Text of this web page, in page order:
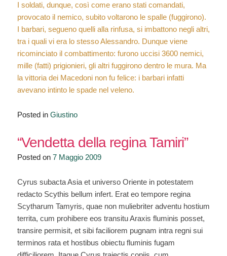
I soldati, dunque, così come erano stati comandati,
provocato il nemico, subito voltarono le spalle (fuggirono).
I barbari, segueno quelli alla rinfusa, si imbattono negli altri,
tra i quali vi era lo stesso Alessandro. Dunque viene
ricominciato il combattimento: furono uccisi 3600 nemici,
mille (fatti) prigionieri, gli altri fuggirono dentro le mura. Ma
la vittoria dei Macedoni non fu felice: i barbari infatti
avevano intinto le spade nel veleno.
Posted in Giustino
“Vendetta della regina Tamiri”
Posted on 7 Maggio 2009
Cyrus subacta Asia et universo Oriente in potestatem
redacto Scythis bellum infert. Erat eo tempore regina
Scytharum Tamyris, quae non muliebriter adventu hostium
territa, cum prohibere eos transitu Araxis fluminis posset,
transire permisit, et sibi faciliorem pugnam intra regni sui
terminos rata et hostibus obiectu fluminis fugam